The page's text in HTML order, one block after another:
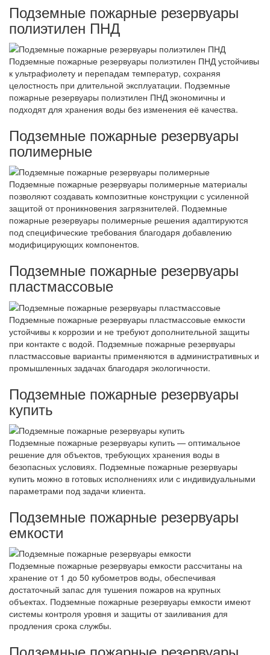
Подземные пожарные резервуары
полиэтилен ПНД
Подземные пожарные резервуары полиэтилен ПНД устойчивы
к ультрафиолету и перепадам температур, сохраняя
целостность при длительной эксплуатации. Подземные
пожарные резервуары полиэтилен ПНД экономичны и
подходят для хранения воды без изменения её качества.
Подземные пожарные резервуары
полимерные
Подземные пожарные резервуары полимерные материалы
позволяют создавать композитные конструкции с усиленной
защитой от проникновения загрязнителей. Подземные
пожарные резервуары полимерные решения адаптируются
под специфические требования благодаря добавлению
модифицирующих компонентов.
Подземные пожарные резервуары
пластмассовые
Подземные пожарные резервуары пластмассовые емкости
устойчивы к коррозии и не требуют дополнительной защиты
при контакте с водой. Подземные пожарные резервуары
пластмассовые варианты применяются в административных и
промышленных задачах благодаря экологичности.
Подземные пожарные резервуары
купить
Подземные пожарные резервуары купить — оптимальное
решение для объектов, требующих хранения воды в
безопасных условиях. Подземные пожарные резервуары
купить можно в готовых исполнениях или с индивидуальными
параметрами под задачи клиента.
Подземные пожарные резервуары
емкости
Подземные пожарные резервуары емкости рассчитаны на
хранение от 1 до 50 кубометров воды, обеспечивая
достаточный запас для тушения пожаров на крупных
объектах. Подземные пожарные резервуары емкости имеют
системы контроля уровня и защиты от заиливания для
продления срока службы.